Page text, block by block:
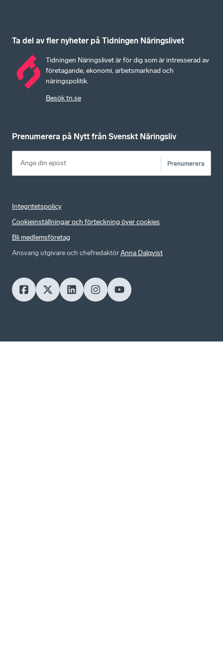
Ta del av fler nyheter på Tidningen Näringslivet
Tidningen Näringslivet är för dig som är intresserad av
företagande, ekonomi, arbetsmarknad och
näringspolitik.
Besök tn.se
Prenumerera på Nytt från Svenskt Näringsliv
Prenumerera
Integritetspolicy
Cookieinställningar och förteckning över cookies
Bli medlemsföretag
Ansvarig utgivare och chefredaktörAnna Dalqvist